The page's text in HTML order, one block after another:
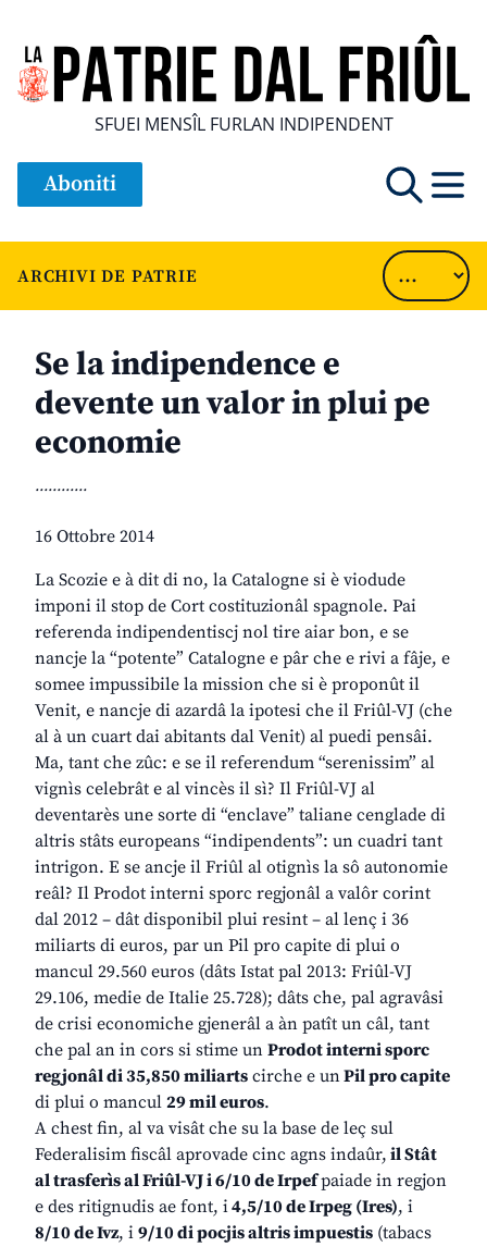
SFUEI MENSÎL FURLAN INDIPENDENT
Aboniti
ARCHIVI DE PATRIE
Se la indipendence e
devente un valor in plui pe
economie
............
16 Ottobre 2014
La Scozie e à dit di no, la Catalogne si è viodude
imponi il stop de Cort costituzionâl spagnole. Pai
referenda indipendentiscj nol tire aiar bon, e se
nancje la “potente” Catalogne e pâr che e rivi a fâje, e
somee impussibile la mission che si è proponût il
Venit, e nancje di azardâ la ipotesi che il Friûl-VJ (che
al à un cuart dai abitants dal Venit) al puedi pensâi.
Ma, tant che zûc: e se il referendum “serenissim” al
vignìs celebrât e al vincès il sì? Il Friûl-VJ al
deventarès une sorte di “enclave” taliane cenglade di
altris stâts europeans “indipendents”: un cuadri tant
intrigon. E se ancje il Friûl al otignìs la sô autonomie
reâl? Il Prodot interni sporc regjonâl a valôr corint
dal 2012 – dât disponibil plui resint – al lenç i 36
miliarts di euros, par un Pil pro capite di plui o
mancul 29.560 euros (dâts Istat pal 2013: Friûl-VJ
29.106, medie de Italie 25.728); dâts che, pal agravâsi
de crisi economiche gjenerâl a àn patît un câl, tant
che pal an in cors si stime un Prodot interni sporc
regjonâl di 35,850 miliarts cirche e unPil pro capite
di plui o mancul 29 mil euros.
A chest fin, al va visât che su la base de leç sul
Federalisim fiscâl aprovade cinc agns indaûr, il Stât
al trasferìs al Friûl-VJ i 6/10 de Irpefpaiade in regjon
e des ritignudis ae font, i4,5/10 de Irpeg (Ires), i
8/10 de Ivz, i 9/10 di pocjis altris impuestis (tabacs